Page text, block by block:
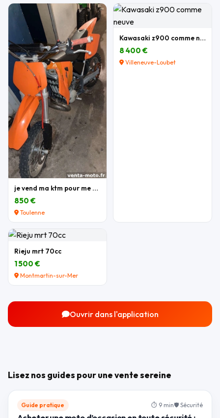
je vend ma ktm pour me acheter une autre moto
850 €
Toulenne
Kawasaki z900 comme neuve
8 400 €
Villeneuve-Loubet
Rieju mrt 70cc
1 500 €
Montmartin-sur-Mer
Ouvrir dans l'application
Lisez nos guides pour une vente sereine
Guide pratique ⏱ 9 min🛡 Sécurité